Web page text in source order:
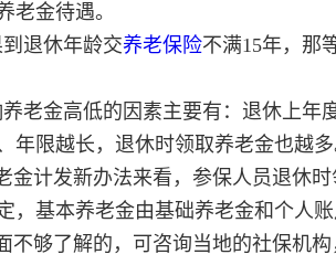
老金待遇。
退休年龄交养老保险不满15年，那
老金高低的因素主要有：退休上年
年限越长，退休时领取养老金也越
金计发新办法来看，参保人员退休
，基本养老金由基础养老金和个人
不够了解的，可咨询当地的社保机